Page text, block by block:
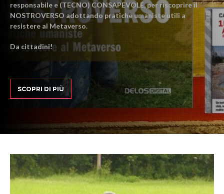
responsabile e (TECNO) CONSAPEVOLE, per riscoprire il
NOSTROVERSO adottando pratiche umaniste utili a
resistere al Metaverso.
Da cittadini!
SCOPRI DI PIÙ